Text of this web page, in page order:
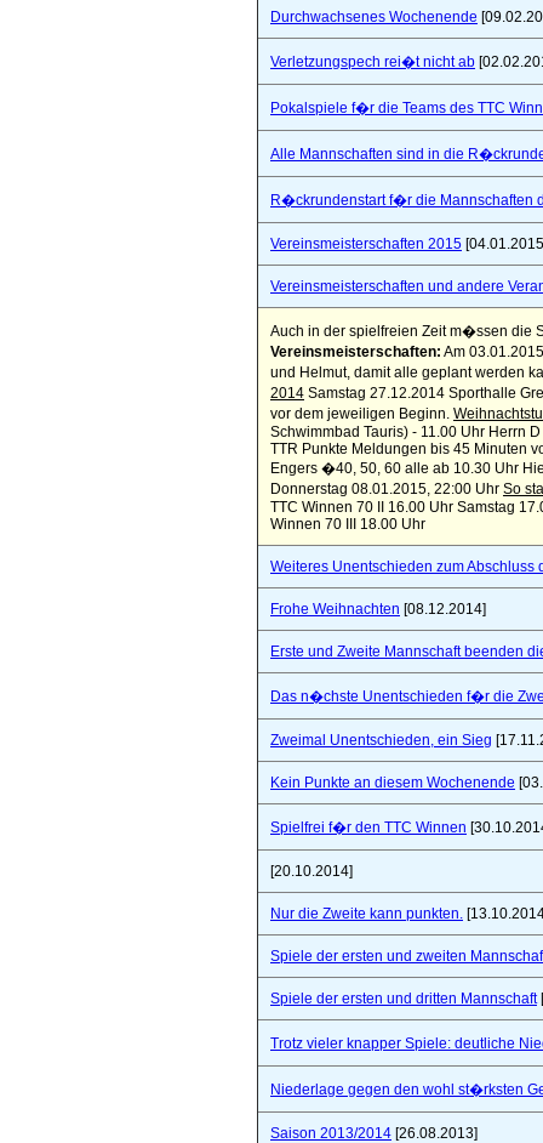
Durchwachsenes Wochenende
Verletzungspech rei�t nicht ab
Pokalspiele f�r die Teams des TTC
Alle Mannschaften sind in die
R�ckrundenstart f�r die Mannschaften
Vereinsmeisterschaften 2015
Vereinsmeisterschaften und andere
Auch in der spielfreien Zeit m�ssen die
Vereinsmeisterschaften: Am
und Helmut, damit alle geplant werden
2014 Samstag 27.12.2014 Sporthalle
vor dem jeweiligen Beginn.
Schwimmbad Tauris) - 11.00 Uhr Herrn
TTR Punkte Meldungen bis 45 Minuten
Engers �40, 50, 60 alle ab 10.30 Uhr
Donnerstag 08.01.2015, 22:00 Uhr So
TTC Winnen 70 II 16.00 Uhr Samstag
Winnen 70 III 18.00 Uhr
Weiteres Unentschieden zum Abschluss
Frohe Weihnachten [08.12.2014]
Erste und Zweite Mannschaft beenden
Das n�chste Unentschieden f�r die
Zweimal Unentschieden, ein Sieg
Kein Punkte an diesem Wochenende
Spielfrei f�r den TTC Winnen
[20.10.2014]
Nur die Zweite kann punkten.
Spiele der ersten und zweiten
Spiele der ersten und dritten Mannschaft
Trotz vieler knapper Spiele: deutliche
Niederlage gegen den wohl st�rksten
Saison 2013/2014 [26.08.2013]